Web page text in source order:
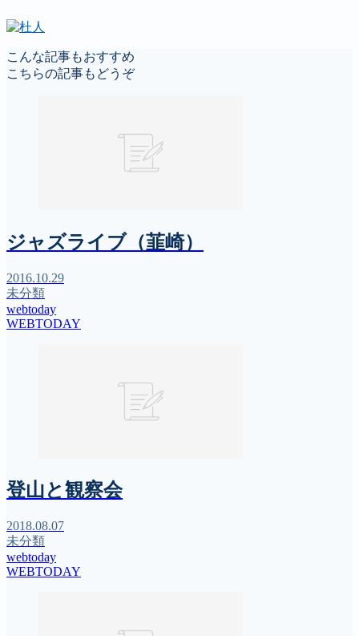
こんな記事もおすすめ
こちらの記事もどうぞ
ジャズライブ（韮崎）
2016.10.29
未分類
webtoday
WEBTODAY
登山と観察会
2018.08.07
未分類
webtoday
WEBTODAY